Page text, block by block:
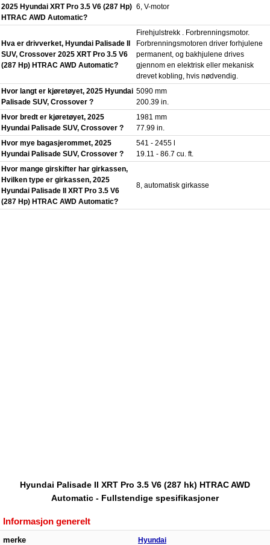
2025 Hyundai XRT Pro 3.5 V6 (287 Hp)
HTRAC AWD Automatic?
6, V-motor
Hva er drivverket, Hyundai Palisade II
SUV, Crossover 2025 XRT Pro 3.5 V6
(287 Hp) HTRAC AWD Automatic?
Firehjulstrekk . Forbrenningsmotor.
Forbrenningsmotoren driver forhjulene
permanent, og bakhjulene drives
gjennom en elektrisk eller mekanisk
drevet kobling, hvis nødvendig.
Hvor langt er kjøretøyet, 2025 Hyundai
Palisade SUV, Crossover ?
5090 mm
200.39 in.
Hvor bredt er kjøretøyet, 2025
Hyundai Palisade SUV, Crossover ?
1981 mm
77.99 in.
Hvor mye bagasjerommet, 2025
Hyundai Palisade SUV, Crossover ?
541 - 2455 l
19.11 - 86.7 cu. ft.
Hvor mange girskifter har girkassen,
Hvilken type er girkassen, 2025
Hyundai Palisade II XRT Pro 3.5 V6
(287 Hp) HTRAC AWD Automatic?
8, automatisk girkasse
Hyundai Palisade II XRT Pro 3.5 V6 (287 hk) HTRAC AWD
Automatic - Fullstendige spesifikasjoner
Informasjon generelt
merke Hyundai